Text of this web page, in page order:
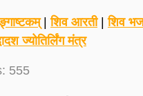
|शिव आरती|शिव
ज्योतिर्लिंग मंत्र
555